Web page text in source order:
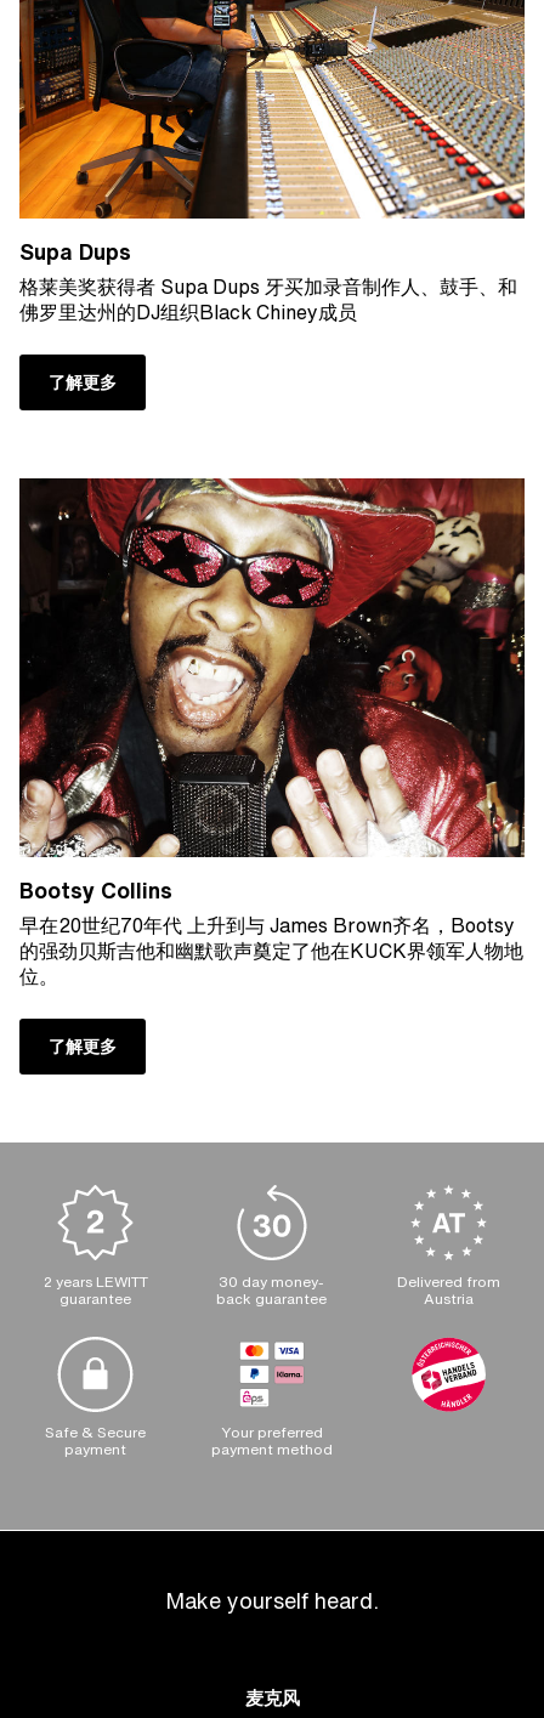
Supa Dups
格莱美奖获得者 Supa Dups 牙买加录音制作人、鼓手、和
佛罗里达州的DJ组织Black Chiney成员
了解更多
Bootsy Collins
早在20世纪70年代 上升到与 James Brown齐名，Bootsy
的强劲贝斯吉他和幽默歌声奠定了他在KUCK界领军人物地
位。
了解更多
2 years LEWITT
guarantee
30 day money-
back guarantee
Delivered from
Austria
Safe & Secure
payment
Your preferred
payment method
Make yourself heard.
麦克风